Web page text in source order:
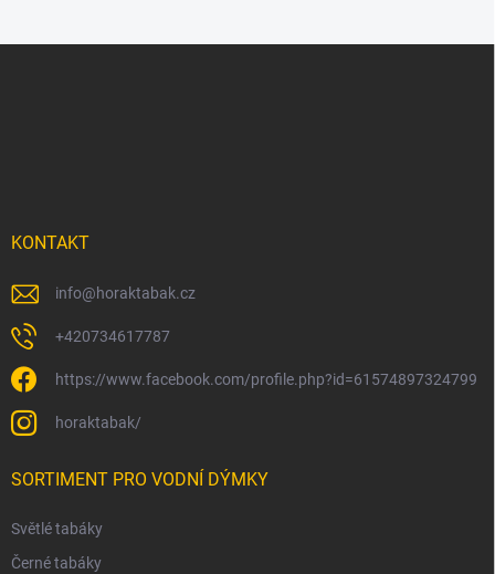
KONTAKT
info@horaktabak.cz
+420734617787
https://www.facebook.com/profile.php?id=61574897324799
horaktabak/
SORTIMENT PRO VODNÍ DÝMKY
Světlé tabáky
Černé tabáky